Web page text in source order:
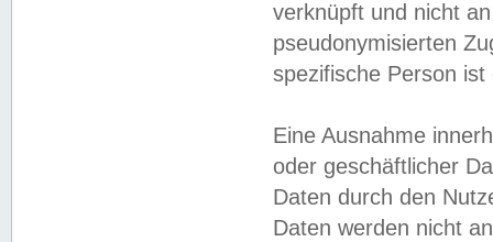
verknüpft und nicht
pseudonymisierten
spezifische Person
Eine Ausnahme
oder geschäftlicher
Daten durch den
Daten werden nicht